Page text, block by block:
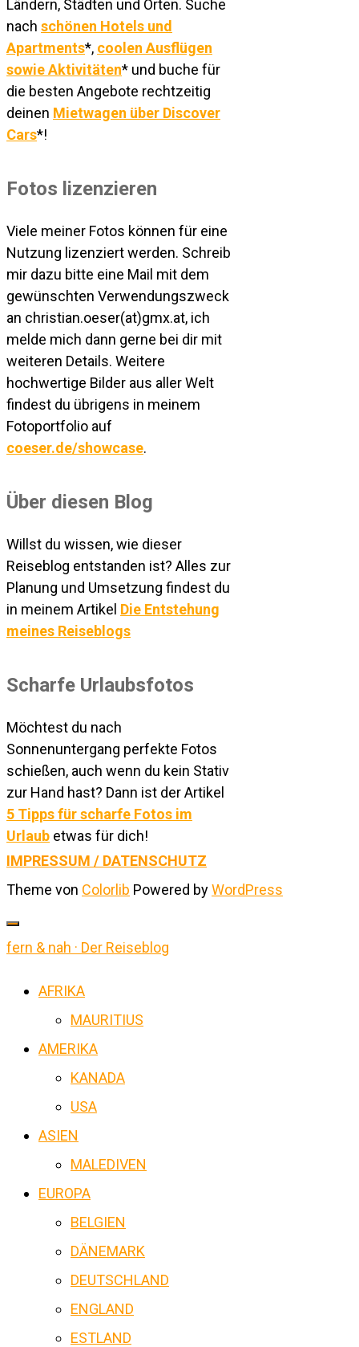
Ländern, Städten und Orten. Suche
nach schönen Hotels und
Apartments*, coolen Ausflügen
sowie Aktivitäten* und buche für
die besten Angebote rechtzeitig
deinen Mietwagen über Discover
Cars*!
Fotos lizenzieren
Viele meiner Fotos können für eine
Nutzung lizenziert werden. Schreib
mir dazu bitte eine Mail mit dem
gewünschten Verwendungszweck
an christian.oeser(at)gmx.at, ich
melde mich dann gerne bei dir mit
weiteren Details. Weitere
hochwertige Bilder aus aller Welt
findest du übrigens in meinem
Fotoportfolio auf
coeser.de/showcase.
Über diesen Blog
Willst du wissen, wie dieser
Reiseblog entstanden ist? Alles zur
Planung und Umsetzung findest du
in meinem Artikel Die Entstehung
meines Reiseblogs
Scharfe Urlaubsfotos
Möchtest du nach
Sonnenuntergang perfekte Fotos
schießen, auch wenn du kein Stativ
zur Hand hast? Dann ist der Artikel
5 Tipps für scharfe Fotos im
Urlaub etwas für dich!
IMPRESSUM / DATENSCHUTZ
Theme von Colorlib Powered byWordPress
fern & nah · Der Reiseblog
AFRIKA
MAURITIUS
AMERIKA
KANADA
USA
ASIEN
MALEDIVEN
EUROPA
BELGIEN
DÄNEMARK
DEUTSCHLAND
ENGLAND
ESTLAND